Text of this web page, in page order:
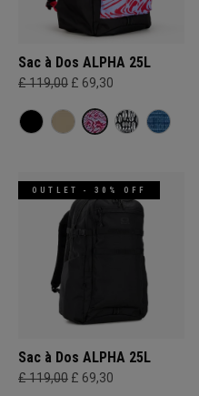
Sac à Dos ALPHA 25L
£ 119,00 £ 69,30
OUTLET - 30% OFF
Sac à Dos ALPHA 25L
£ 119,00 £ 69,30